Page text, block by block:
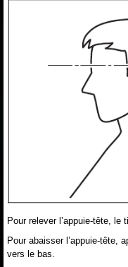
Pour relever l’appuie-tête, le
Pour abaisser l’appuie-tête,
vers le bas.